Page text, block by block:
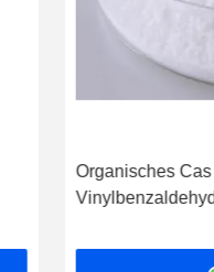
Organisches
Vinylbenzaldehyd